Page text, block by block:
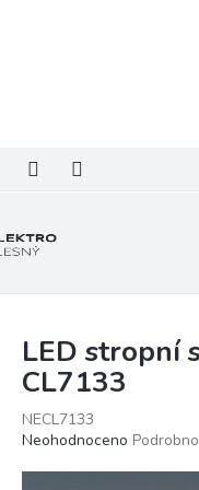
LED stropní
CL7133
NECL7133
Průměrné
Neohodnoceno